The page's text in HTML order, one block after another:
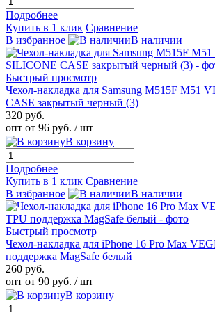
Подробнее
Купить в 1 клик Сравнение
В избранное
В наличии
Быстрый просмотр
Чехол-накладка для Samsung M515F M51
CASE закрытый черный (3)
320 руб.
опт от 96 руб. / шт
В корзину
Подробнее
Купить в 1 клик Сравнение
В избранное
В наличии
Быстрый просмотр
Чехол-накладка для iPhone 16 Pro Max
поддержка MagSafe белый
260 руб.
опт от 90 руб. / шт
В корзину